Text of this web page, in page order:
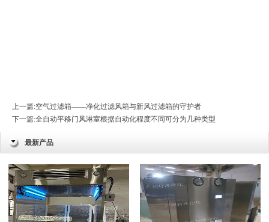
上一篇:空气过滤箱——净化过滤风箱与新风过滤箱的守护者
下一篇:全自动平移门风淋室根据自动化程度不同可分为几种类型
最新产品